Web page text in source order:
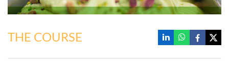
THE COURSE